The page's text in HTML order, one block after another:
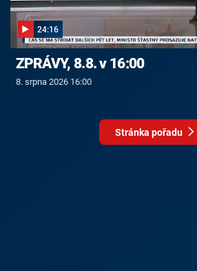
24:16
ZPRÁVY, 8.8. v 16:00
8. srpna 2026 16:00
Stránka pořadu